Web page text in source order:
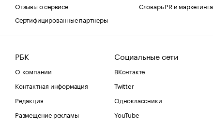
Отзывы о сервисе
Сертифицированные партнеры
Словарь PR и маркетинга
РБК
О компании
Контактная информация
Редакция
Размещение рекламы
Социальные сети
ВКонтакте
Twitter
Одноклассники
YouTube